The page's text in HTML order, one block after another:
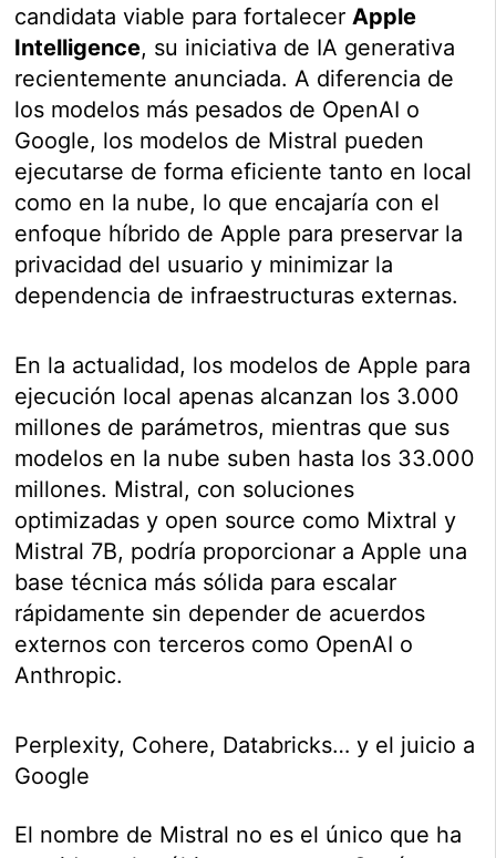
candidata viable para fortalecerApple
Intelligence, su iniciativa de IA generativa
recientemente anunciada. A diferencia de
los modelos más pesados de OpenAI o
Google, los modelos de Mistral pueden
ejecutarse de forma eficiente tanto en local
como en la nube, lo que encajaría con el
enfoque híbrido de Apple para preservar la
privacidad del usuario y minimizar la
dependencia de infraestructuras externas.
En la actualidad, los modelos de Apple para
ejecución local apenas alcanzan los 3.000
millones de parámetros, mientras que sus
modelos en la nube suben hasta los 33.000
millones. Mistral, con soluciones
optimizadas y open source como Mixtral y
Mistral 7B, podría proporcionar a Apple una
base técnica más sólida para escalar
rápidamente sin depender de acuerdos
externos con terceros como OpenAI o
Anthropic.
Perplexity, Cohere, Databricks… y el juicio a
Google
El nombre de Mistral no es el único que ha